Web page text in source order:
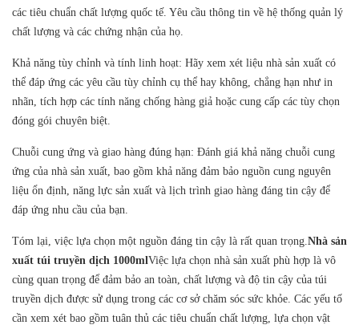
các tiêu chuẩn chất lượng quốc tế. Yêu cầu thông tin về hệ thống quản lý
chất lượng và các chứng nhận của họ.
Khả năng tùy chỉnh và tính linh hoạt: Hãy xem xét liệu nhà sản xuất có
thể đáp ứng các yêu cầu tùy chỉnh cụ thể hay không, chẳng hạn như in
nhãn, tích hợp các tính năng chống hàng giả hoặc cung cấp các tùy chọn
đóng gói chuyên biệt.
Chuỗi cung ứng và giao hàng đúng hạn: Đánh giá khả năng chuỗi cung
ứng của nhà sản xuất, bao gồm khả năng đảm bảo nguồn cung nguyên
liệu ổn định, năng lực sản xuất và lịch trình giao hàng đáng tin cậy để
đáp ứng nhu cầu của bạn.
Tóm lại, việc lựa chọn một nguồn đáng tin cậy là rất quan trọng. Nhà sản
xuất túi truyền dịch 1000mlViệc lựa chọn nhà sản xuất phù hợp là vô
cùng quan trọng để đảm bảo an toàn, chất lượng và độ tin cậy của túi
truyền dịch được sử dụng trong các cơ sở chăm sóc sức khỏe. Các yếu tố
cần xem xét bao gồm tuân thủ các tiêu chuẩn chất lượng, lựa chọn vật